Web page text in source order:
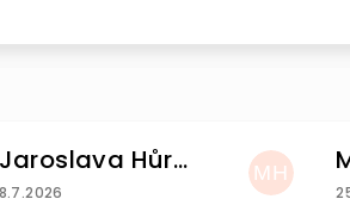
Jaroslava Hůrková
Hodnocení obchodu je 5 z 5
8.7.2026
MH